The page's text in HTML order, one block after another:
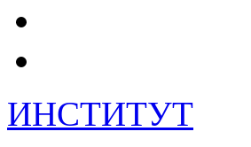
ИНСТИТУТ